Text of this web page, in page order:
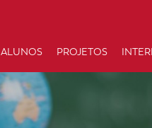
ALUNOS PROJETOS